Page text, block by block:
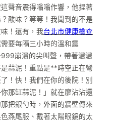
聲音震得嗡嗡作響，他捏著
酸味？等等！我聞到的不是
！還有，我台北巿健康檢查
要每隔三小時的溫和震
崩潰的尖叫聲，帶著濃濃
蒜泥！重點是**時空正在彎
！快！我們在你的後院！別
那缸蒜泥！」就在廖沾沾還
把銀勺時，外面的牆壁傳來
燕尾服、戴著太陽眼鏡的太